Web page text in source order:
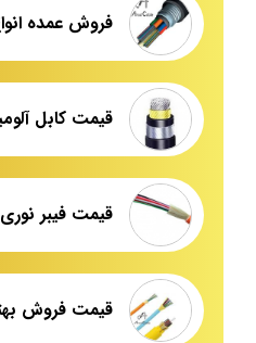
قیمت فیبر نوری ۱۲ core خاکی و کانالی